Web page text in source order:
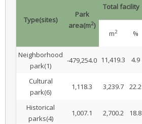
Type(sites)
Park
area(m2)
Total facility
m2 %
Neighborhood
park(1)
-479,254.0 11,419.3 4.9
Cultural
park(6)
1,118.3 3,239.7 22.2
Historical
parks(4)
1,007.1 2,700.2 18.8